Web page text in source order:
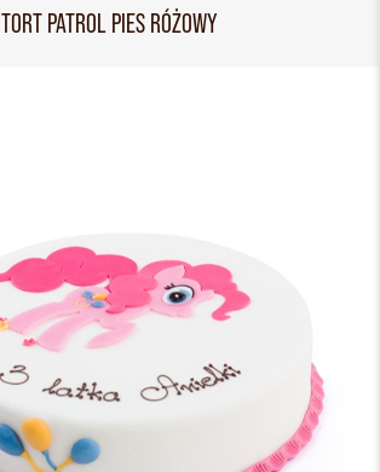
TORT PATROL PIES RÓŻOWY